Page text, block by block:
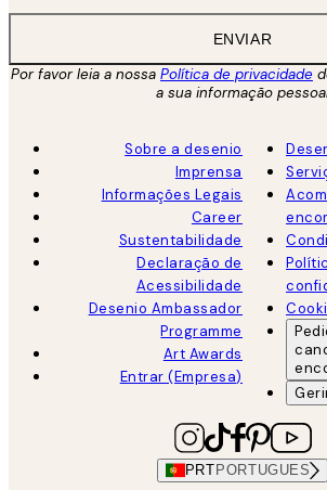
ENVIAR
Por favor leia a nossa Política de privacidade
a sua informação
Sobre a desenio
Imprensa
Informações Legais
Career
Sustentabilidade
Declaração de
Acessibilidade
Desenio Ambassador
Programme
Art Awards
Entrar (Empresa)
PRT PORTUGUES